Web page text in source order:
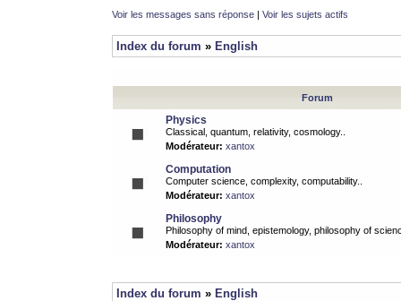
Voir les messages sans réponse | Voir les sujets actifs
Index du forum » English
Forum
Physics
Classical, quantum, relativity, cosmology..
Modérateur: xantox
Computation
Computer science, complexity, computability..
Modérateur: xantox
Philosophy
Philosophy of mind, epistemology, philosophy of
Modérateur: xantox
Index du forum » English